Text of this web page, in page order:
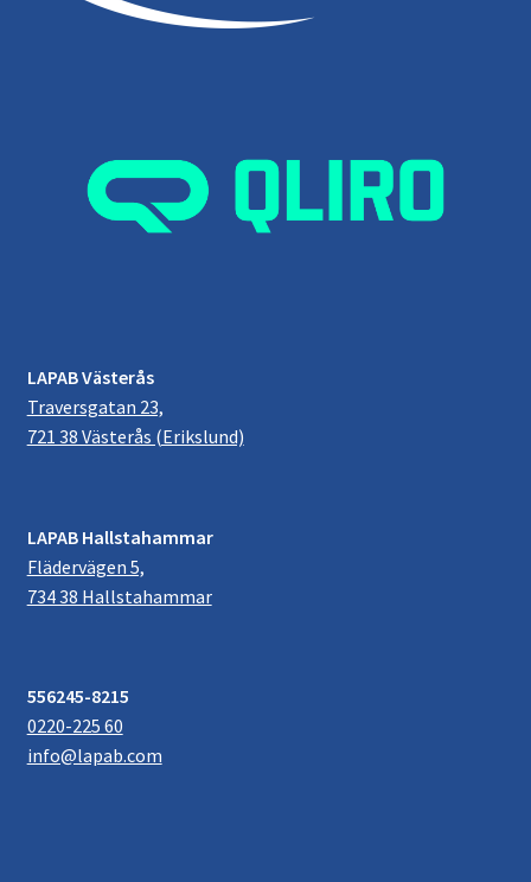
LAPAB Västerås
Traversgatan 23,
721 38 Västerås (Erikslund)
LAPAB Hallstahammar
Flädervägen 5,
734 38 Hallstahammar
556245-8215
0220-225 60
info@lapab.com